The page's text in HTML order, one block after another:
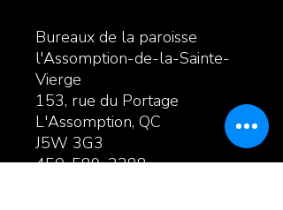
Bureaux de la paroisse
l'Assomption-de-la-Sainte-
Vierge
153, rue du Portage
L'Assomption, QC
J5W 3G3
450-589-2288